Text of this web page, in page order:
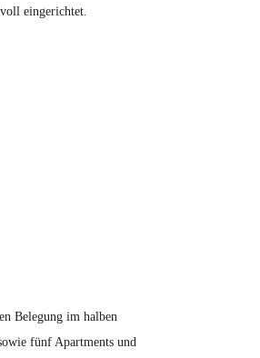
eingerichtet.
Belegung im halben
fünf Apartments und